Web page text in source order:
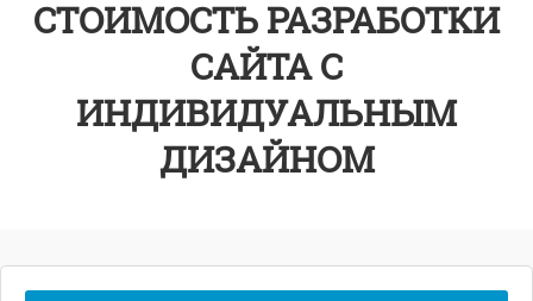
СТОИМОСТЬ РАЗРАБОТКИ
САЙТА С
ИНДИВИДУАЛЬНЫМ
ДИЗАЙНОМ